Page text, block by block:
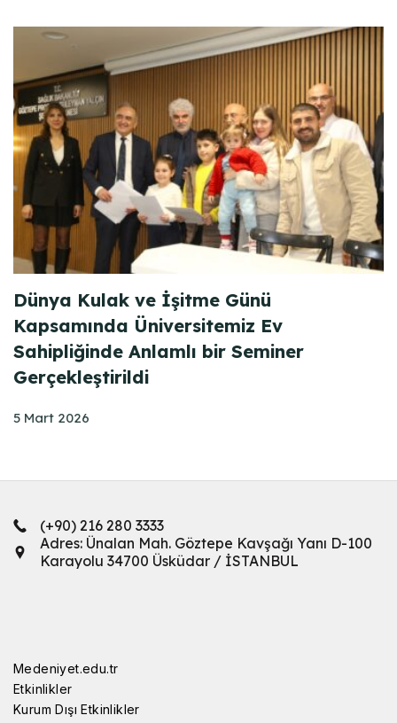
Dünya Kulak ve İşitme Günü
Kapsamında Üniversitemiz Ev
Sahipliğinde Anlamlı bir Seminer
Gerçekleştirildi
5 Mart 2026
(+90) 216 280 3333
Adres: Ünalan Mah. Göztepe Kavşağı Yanı D-100
Karayolu 34700 Üsküdar / İSTANBUL
Medeniyet.edu.tr
Etkinlikler
Kurum Dışı Etkinlikler